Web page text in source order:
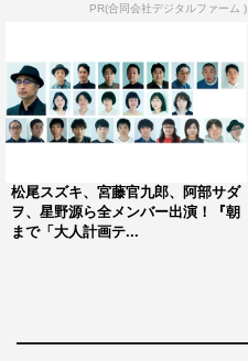
PR(合同会社デジタルファーム )
松尾スズキ、宮藤官九郎、阿部サダ
ヲ、星野源ら全メンバー出演！『朝
まで「大人計画テ...